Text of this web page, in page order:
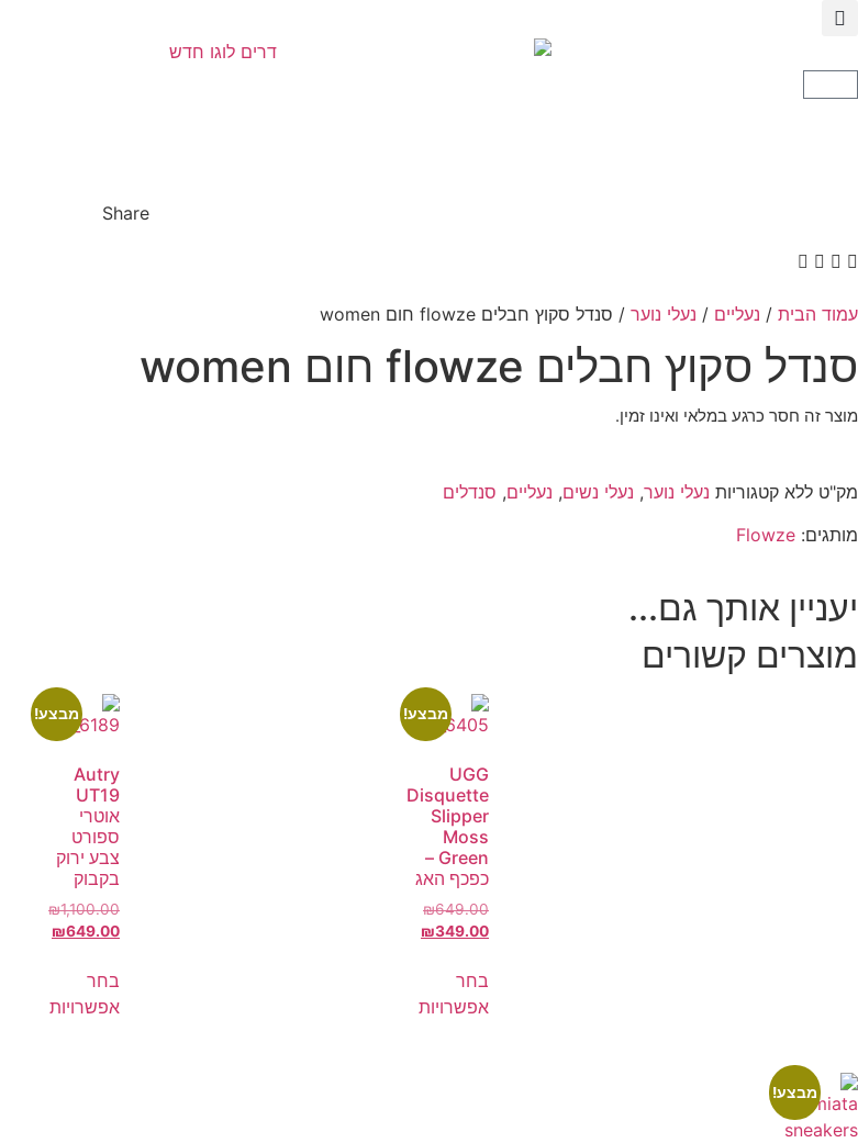
Share
עמוד הבית / נעליים / נעלי נוער / סנדל סקוץ חבלים flowze חום women
סנדל סקוץ חבלים flowze חום women
מוצר זה חסר כרגע במלאי ואינו זמין.
מק"ט ללא קטגוריות נעלי נוער, נעלי נשים, נעליים, סנדלים
מותגים: Flowze
יעניין אותך גם...
מוצרים קשורים
מבצע!
UGG
Disquette
Slipper
Moss
Green –
כפכף האג
₪649.00
₪349.00
בחר
אפשרויות
מבצע!
Autry
UT19
אוטרי
ספורט
צבע ירוק
בקבוק
₪1,100.00
₪649.00
בחר
אפשרויות
מבצע!